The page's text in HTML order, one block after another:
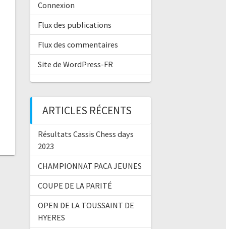
Connexion
Flux des publications
Flux des commentaires
Site de WordPress-FR
ARTICLES RÉCENTS
Résultats Cassis Chess days
2023
CHAMPIONNAT PACA JEUNES
COUPE DE LA PARITÉ
OPEN DE LA TOUSSAINT DE
HYERES